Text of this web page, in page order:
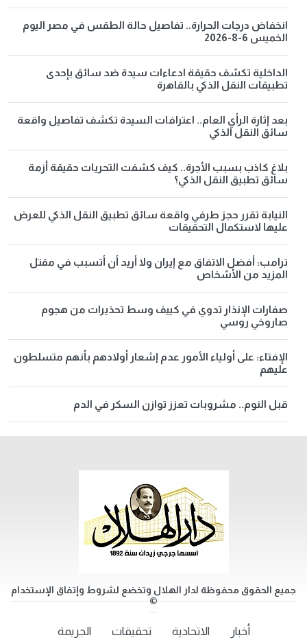
انخفاض درجات الحرارة.. تفاصيل حالة الطقس في مصر اليوم
الخميس 6-8-2026
الداخلية تكشف حقيقة ادعاءات سيدة ضد سائق بإحدى
تطبيقات النقل الذكي بالقاهرة
بعد إثارة الرأي العام.. اعترافات السيدة تكشف تفاصيل واقعة
سائق النقل الذكي
بلاغ كاذب بسبب الأجرة.. كيف كشفت التحريات حقيقة أزمة
سائق تطبيق النقل الذكي؟
النيابة تقرر حجز طرفي واقعة سائق تطبيق النقل الذكي للعرض
عليها لاستكمال التحقيقات
ترامب: أفضل الاتفاق مع إيران ولا أريد أن أتسبب في مقتل
المزيد من الأشخاص
صفارات الإنذار تدوي في كييف وسط تحذيرات من هجوم
صاروخي روسي
الإفتاء: على أولياء الأمور عدم إشعار أولادهم بأنهم متسلطون
عليهم
قبل النوم.. مشروبات تعزز توازن السكر في الدم
جميع الحقوق محفوظة لدار الهلال وتخضع لشروط وإتفاق الإستخدام
©
أخبار الاتحادية تحقيقات
الجريمة